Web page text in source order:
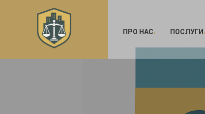
ПРО НАС ПОСЛУГИ